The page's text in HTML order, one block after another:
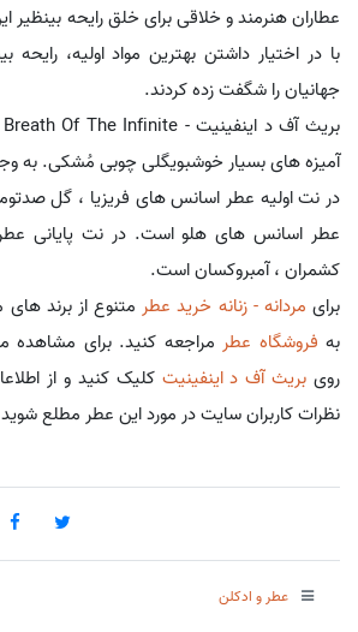
عطاران هنرمند و خلاقی برای خلق رایحه بینظیر
با در اختیار داشتن بهترین مواد اولیه، رایحه
جهانیان را شگفت زده کردند.
آمیزه های بسیار خوشبویگلی چوبی مُشکی. به
در نت اولیه عطر اسانس های فریزیا ، گل
عطر اسانس های هلو است. در نت پایانی
کشمران ، آمبروکسان است.
برای مردانه - زنانه خرید عطر متنوع از برند
به فروشگاه عطر مراجعه کنید. برای
روی بریث آف د اینفینیت کلیک کنید و از
نظرات کاربران سایت در مورد این عطر مطلع
عطر و ادکلن